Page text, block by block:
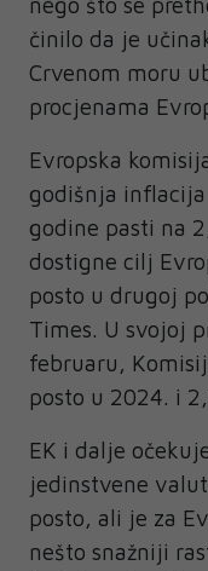
činilo da je
Crvenom moru
procjenama
Evropska
godišnja
godine pasti na
dostigne cilj
posto u drugoj
Times. U svojoj
februaru,
posto u 2024. i
EK i dalje
jedinstvene
posto, ali je za
nešto snažniji